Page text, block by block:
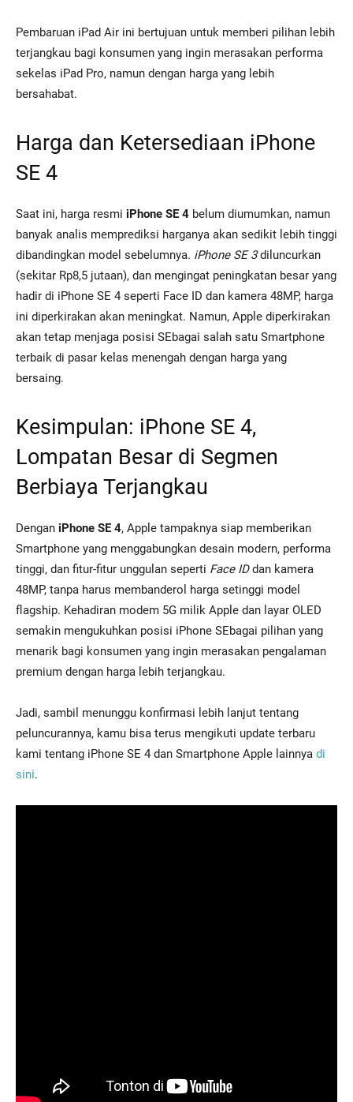
Pembaruan iPad Air ini bertujuan untuk memberi pilihan lebih
terjangkau bagi konsumen yang ingin merasakan performa
sekelas iPad Pro, namun dengan harga yang lebih
bersahabat.
Harga dan Ketersediaan iPhone
SE 4
Saat ini, harga resmi iPhone SE 4 belum diumumkan, namun
banyak analis memprediksi harganya akan sedikit lebih tinggi
dibandingkan model sebelumnya. iPhone SE 3diluncurkan
(sekitar Rp8,5 jutaan), dan mengingat peningkatan besar yang
hadir di iPhone SE 4 seperti Face ID dan kamera 48MP, harga
ini diperkirakan akan meningkat. Namun, Apple diperkirakan
akan tetap menjaga posisi SEbagai salah satu Smartphone
terbaik di pasar kelas menengah dengan harga yang
bersaing.
Kesimpulan: iPhone SE 4,
Lompatan Besar di Segmen
Berbiaya Terjangkau
Dengan iPhone SE 4, Apple tampaknya siap memberikan
Smartphone yang menggabungkan desain modern, performa
tinggi, dan fitur-fitur unggulan seperti Face IDdan kamera
48MP, tanpa harus membanderol harga setinggi model
flagship. Kehadiran modem 5G milik Apple dan layar OLED
semakin mengukuhkan posisi iPhone SEbagai pilihan yang
menarik bagi konsumen yang ingin merasakan pengalaman
premium dengan harga lebih terjangkau.
Jadi, sambil menunggu konfirmasi lebih lanjut tentang
peluncurannya, kamu bisa terus mengikuti update terbaru
kami tentang iPhone SE 4 dan Smartphone Apple lainnya di
sini.